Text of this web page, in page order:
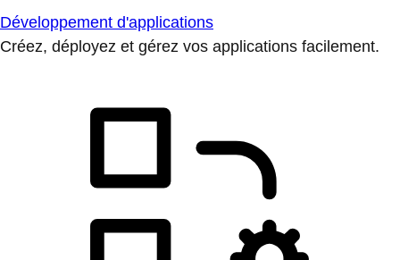
Développement d'applications
Créez, déployez et gérez vos applications facilement.